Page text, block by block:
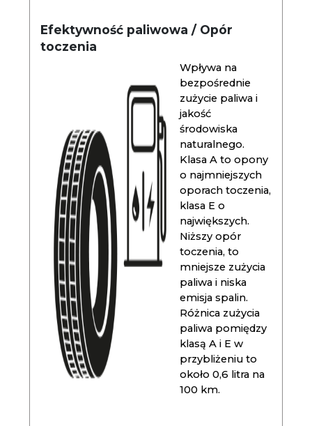
Efektywność paliwowa / Opór
toczenia
Wpływa na
bezpośrednie
zużycie paliwa i
jakość
środowiska
naturalnego.
Klasa A to opony
o najmniejszych
oporach toczenia,
klasa E o
największych.
Niższy opór
toczenia, to
mniejsze zużycia
paliwa i niska
emisja spalin.
Różnica zużycia
paliwa pomiędzy
klasą A i E w
przybliżeniu to
około 0,6 litra na
100 km.